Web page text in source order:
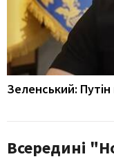
Зеленський: Путін
Всередині